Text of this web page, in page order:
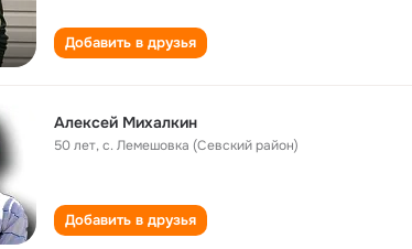
Добавить в друзья
Алексей Михалкин
50 лет,с. Лемешовка (Севский район)
Добавить в друзья